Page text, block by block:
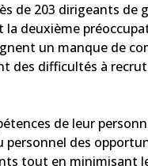
de 203 dirigeants de
deuxième
un manque de
des difficultés à
de leur
des
tout en minimisant